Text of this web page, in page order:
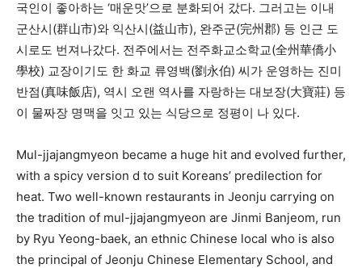
국인이 좋아하는 ‘매운맛’으로 분화되어 갔다. 그러고는 이내
군산시(群山市)와 익산시(益山市), 완주군(完州郡) 등 인근 도
시로도 번져나갔다. 전주에서는 전주화교소학교(全州華僑小
學校) 교장이기도 한 화교 류영백(劉永伯) 씨가 운영하는 진미
반점(真味飯店), 역시 오랜 역사를 자랑하는 대보장(大寶莊) 등
이 물짜장 명맥을 잇고 있는 식당으로 정평이 나 있다.
Mul-jjajangmyeon became a huge hit and evolved further,
with a spicy version d to suit Koreans’ predilection for
heat. Two well-known restaurants in Jeonju carrying on
the tradition of mul-jjajangmyeon are Jinmi Banjeom, run
by Ryu Yeong-baek, an ethnic Chinese local who is also
the principal of Jeonju Chinese Elementary School, and